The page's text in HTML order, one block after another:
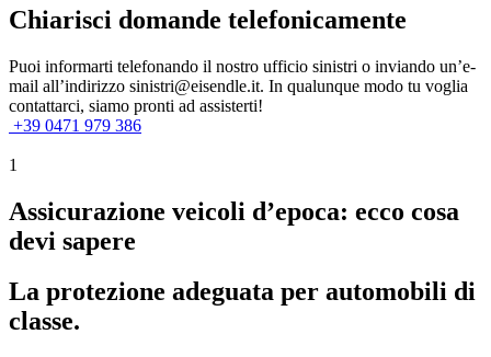
Chiarisci domande telefonicamente
Puoi informarti telefonando il nostro ufficio sinistri o inviando un’e-
mail all’indirizzo sinistri@eisendle.it. In qualunque modo tu voglia
contattarci, siamo pronti ad assisterti!
+39 0471 979 386
1
Assicurazione veicoli d’epoca: ecco cosa
devi sapere
La protezione adeguata per automobili di
classe.